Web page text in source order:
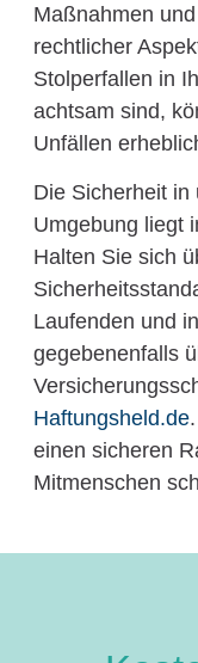
Maßnahmen
rechtlicher
Stolperfallen in
achtsam sind,
Unfällen
Die Sicherheit in
Umgebung liegt
Halten Sie sich
Laufenden und
gegebenenfalls
Haftungsheld.de
einen sicheren
Mitmenschen